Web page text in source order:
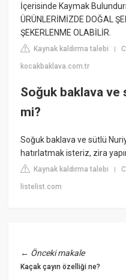
İçerisinde Kaymak
ÜRÜNLERİMİZDE DOĞAL
ŞEKERLENME OLABİLİR.
Kaynak kaldırma talebi |
kocakbaklava.com.tr
Soğuk baklava ve
mi?
Soğuk baklava ve sütlü
hatırlatmak isteriz, zira
Kaynak kaldırma talebi |
listelist.com
← Önceki makale
Kaçak çayın özelliği ne?